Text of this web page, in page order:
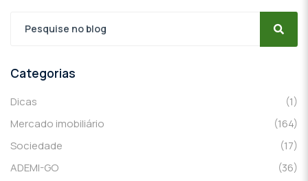
Categorias
Dicas
(1)
Mercado imobiliário
(164)
Sociedade
(17)
ADEMI-GO
(36)